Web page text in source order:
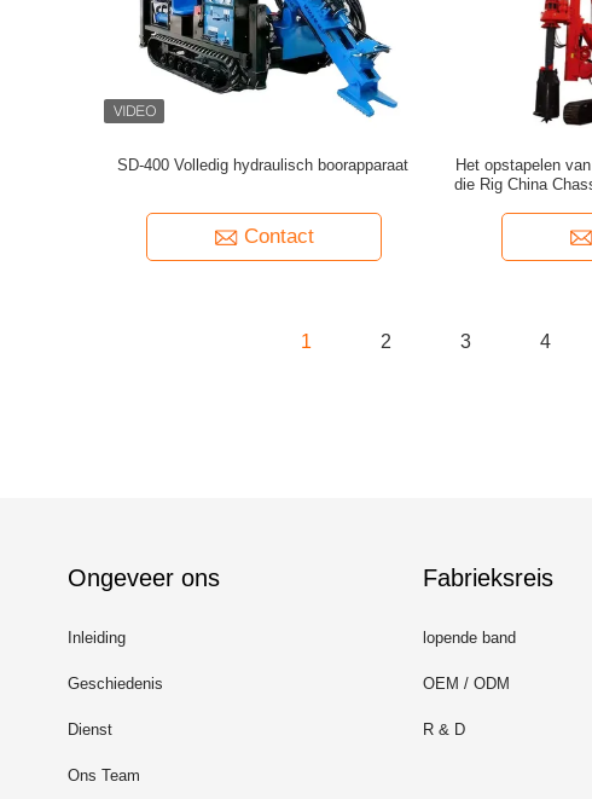
SD-400 Volledig hydraulisch boorapparaat
Contact
Het opstapelen
die Rig China
1 2 3 4
Ongeveer ons
Inleiding
Geschiedenis
Dienst
Ons Team
Fabrieksreis
lopende band
OEM / ODM
R & D